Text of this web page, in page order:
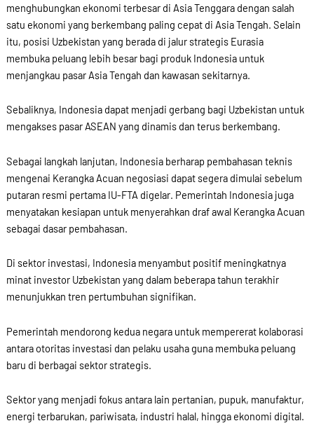
menghubungkan ekonomi terbesar di Asia Tenggara dengan salah
satu ekonomi yang berkembang paling cepat di Asia Tengah. Selain
itu, posisi Uzbekistan yang berada di jalur strategis Eurasia
membuka peluang lebih besar bagi produk Indonesia untuk
menjangkau pasar Asia Tengah dan kawasan sekitarnya.
Sebaliknya, Indonesia dapat menjadi gerbang bagi Uzbekistan untuk
mengakses pasar ASEAN yang dinamis dan terus berkembang.
Sebagai langkah lanjutan, Indonesia berharap pembahasan teknis
mengenai Kerangka Acuan negosiasi dapat segera dimulai sebelum
putaran resmi pertama IU-FTA digelar. Pemerintah Indonesia juga
menyatakan kesiapan untuk menyerahkan draf awal Kerangka Acuan
sebagai dasar pembahasan.
Di sektor investasi, Indonesia menyambut positif meningkatnya
minat investor Uzbekistan yang dalam beberapa tahun terakhir
menunjukkan tren pertumbuhan signifikan.
Pemerintah mendorong kedua negara untuk mempererat kolaborasi
antara otoritas investasi dan pelaku usaha guna membuka peluang
baru di berbagai sektor strategis.
Sektor yang menjadi fokus antara lain pertanian, pupuk, manufaktur,
energi terbarukan, pariwisata, industri halal, hingga ekonomi digital.